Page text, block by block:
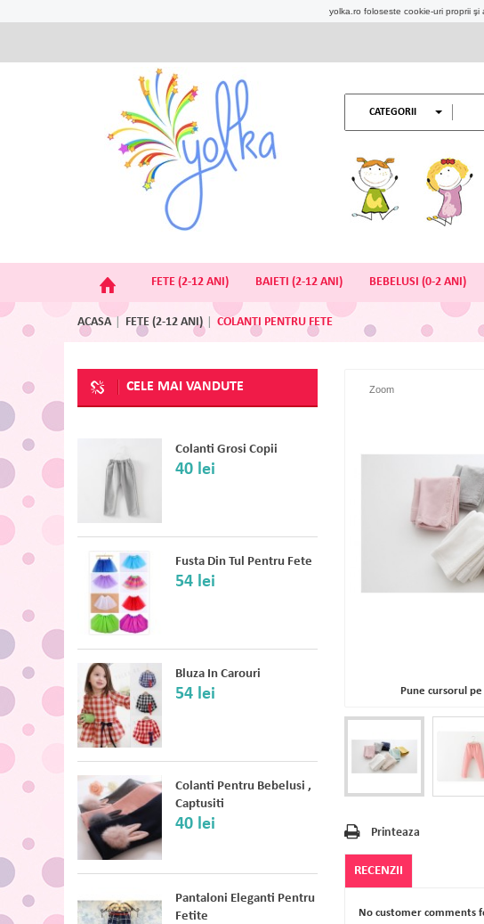
yolka.ro foloseste cookie-uri proprii şi
CATEGORII
FETE (2-12 ANI) BAIETI (2-12 ANI) BEBELUSI (0-2 ANI)
ACASA FETE (2-12 ANI) COLANTI PENTRU FETE
CELE MAI VANDUTE
Colanti Grosi Copii
40 lei
Fusta Din Tul Pentru Fete
54 lei
Bluza In Carouri
54 lei
Colanti Pentru Bebelusi ,
Captusiti
40 lei
Pantaloni Eleganti Pentru
Fetite
Zoom
Pune cursorul
Printeaza
RECENZII
No customer comments